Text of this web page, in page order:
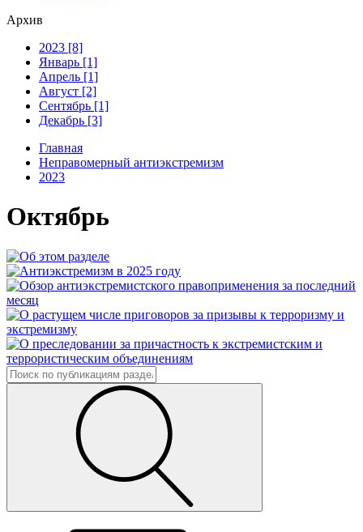
Архив
2023 [8]
Январь [1]
Апрель [1]
Август [2]
Сентябрь [1]
Декабрь [3]
Главная
Неправомерный антиэкстремизм
2023
Октябрь